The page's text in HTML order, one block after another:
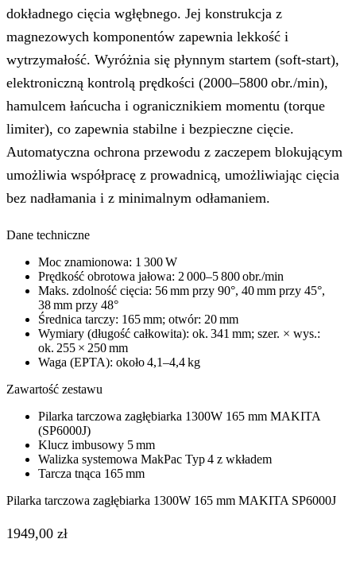
dokładnego cięcia wgłębnego. Jej konstrukcja z
magnezowych komponentów zapewnia lekkość i
wytrzymałość. Wyróżnia się płynnym startem (soft‑start),
elektroniczną kontrolą prędkości (2000–5800 obr./min),
hamulcem łańcucha i ogranicznikiem momentu (torque
limiter), co zapewnia stabilne i bezpieczne cięcie.
Automatyczna ochrona przewodu z zaczepem blokującym
umożliwia współpracę z prowadnicą, umożliwiając cięcia
bez nadłamania i z minimalnym odłamaniem.
Dane techniczne
Moc znamionowa: 1 300 W
Prędkość obrotowa jałowa: 2 000–5 800 obr./min
Maks. zdolność cięcia: 56 mm przy 90°, 40 mm przy 45°,
38 mm przy 48°
Średnica tarczy: 165 mm; otwór: 20 mm
Wymiary (długość całkowita): ok. 341 mm; szer. × wys.:
ok. 255 × 250 mm
Waga (EPTA): około 4,1–4,4 kg
Zawartość zestawu
Pilarka tarczowa zagłębiarka 1300W 165 mm MAKITA
(SP6000J)
Klucz imbusowy 5 mm
Walizka systemowa MakPac Typ 4 z wkładem
Tarcza tnąca 165 mm
Pilarka tarczowa zagłębiarka 1300W 165 mm MAKITA SP6000J
1949,00 zł